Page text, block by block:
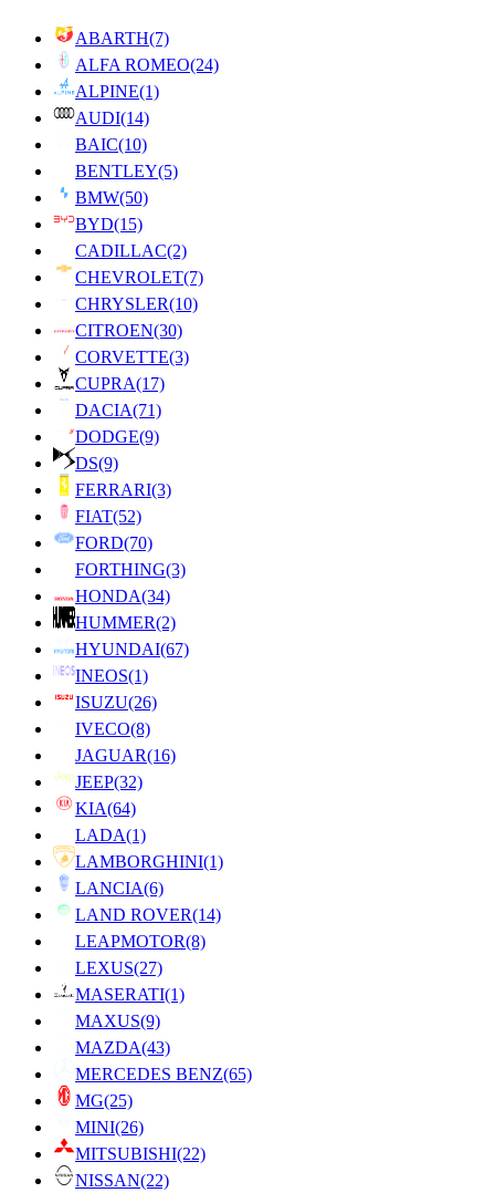
ABARTH(7)
ALFA ROMEO(24)
ALPINE(1)
AUDI(14)
BAIC(10)
BENTLEY(5)
BMW(50)
BYD(15)
CADILLAC(2)
CHEVROLET(7)
CHRYSLER(10)
CITROEN(30)
CORVETTE(3)
CUPRA(17)
DACIA(71)
DODGE(9)
DS(9)
FERRARI(3)
FIAT(52)
FORD(70)
FORTHING(3)
HONDA(34)
HUMMER(2)
HYUNDAI(67)
INEOS(1)
ISUZU(26)
IVECO(8)
JAGUAR(16)
JEEP(32)
KIA(64)
LADA(1)
LAMBORGHINI(1)
LANCIA(6)
LAND ROVER(14)
LEAPMOTOR(8)
LEXUS(27)
MASERATI(1)
MAXUS(9)
MAZDA(43)
MERCEDES BENZ(65)
MG(25)
MINI(26)
MITSUBISHI(22)
NISSAN(22)